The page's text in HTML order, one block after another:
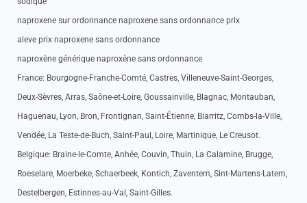
naproxene sur ordonnance naproxene sans ordonnance prix
aleve prix naproxene sans ordonnance
naproxène générique naproxène sans ordonnance
France: Bourgogne-Franche-Comté, Castres, Villeneuve-Saint-Georges,
Deux-Sèvres, Arras, Saône-et-Loire, Goussainville, Blagnac, Montauban,
Haguenau, Lyon, Bron, Frontignan, Saint-Étienne, Biarritz, Combs-la-Ville,
Vendée, La Teste-de-Buch, Saint-Paul, Loire, Martinique, Le Creusot.
Belgique: Braine-le-Comte, Anhée, Couvin, Thuin, La Calamine, Brugge,
Roeselare, Moerbeke, Schaerbeek, Kontich, Zaventem, Sint-Martens-Latem,
Destelbergen, Estinnes-au-Val, Saint-Gilles.